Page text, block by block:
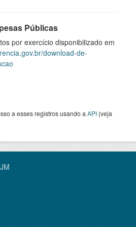
Públicas
por exercício disponibilizado em
download-de-
a esses registros usando a API (veja